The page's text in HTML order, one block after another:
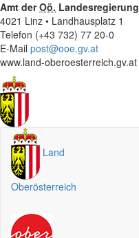
Amt derOö. Landesregierung
4021 Linz • Landhausplatz 1
Telefon (+43 732) 77 20-0
E-Mail post@ooe.gv.at
www.land-oberoesterreich.gv.at
Land
Oberösterreich